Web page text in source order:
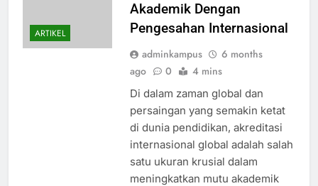
ARTIKEL
Akademik Dengan
Pengesahan Internasional
adminkampus
6 months
ago
0 4 mins
Di dalam zaman global dan
persaingan yang semakin ketat
di dunia pendidikan, akreditasi
internasional global adalah salah
satu ukuran krusial dalam
meningkatkan mutu akademik